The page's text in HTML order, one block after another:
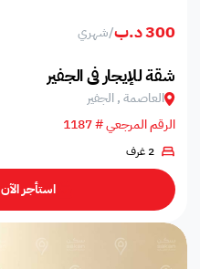
300 د.ب /شهري
شقة للإيجار في الجفير
العاصمة , الجفير
الرقم المرجعي # 1187
2 غرف
استأجر الآن